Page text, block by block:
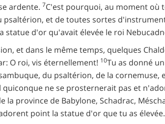
ardente. 7C'est pourquoi, au moment où
psaltérion, et de toutes sortes
statue d'or qu'avait élevée le roi
et dans le même temps, quelques
O roi, vis éternellement! 10Tu as donné
du psaltérion, de la
quiconque ne se prosternerait pas et
la province de Babylone, Schadrac,
point la statue d'or que tu as élevée.